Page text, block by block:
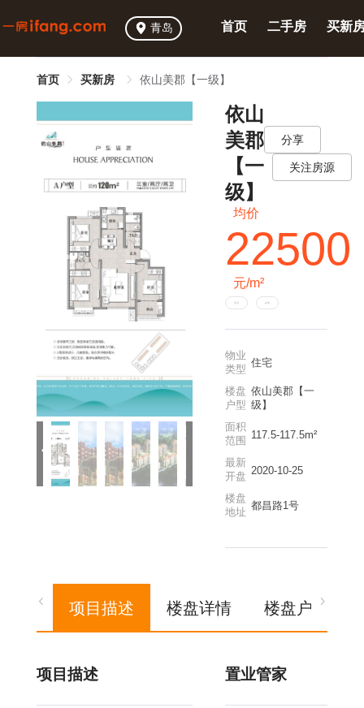
青岛 首页 二手房 买新
首页 买新房 依山美郡【一级】
依山
美郡
【一
级】
分享
关注房源
均价
22500
元/m²
住宅 在售
物业
类型
住宅
楼盘
户型
依山美郡【一
级】
面积
范围 117.5-117.5m²
最新
开盘 2020-10-25
楼盘
地址
都昌路1号
项目描述 楼盘详情 楼盘户型
项目描述 置业管家